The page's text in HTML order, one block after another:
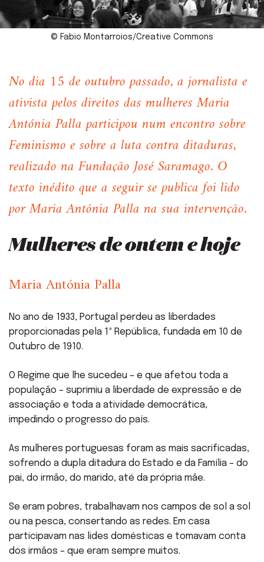
© Fabio Montarroios/Creative Commons
No dia 15 de outubro passado, a jornalista e
ativista pelos direitos das mulheres Maria
Antónia Palla participou num encontro sobre
Feminismo e sobre a luta contra ditaduras,
realizado na Fundação José Saramago. O
texto inédito que a seguir se publica foi lido
por Maria Antónia Palla na sua intervenção.
Mulheres de ontem e hoje
Maria Antónia Palla
No ano de 1933, Portugal perdeu as liberdades
proporcionadas pela 1ª República, fundada em 10 de
Outubro de 1910.
O Regime que lhe sucedeu – e que afetou toda a
população – suprimiu a liberdade de expressão e de
associação e toda a atividade democrática,
impedindo o progresso do país.
As mulheres portuguesas foram as mais sacrificadas,
sofrendo a dupla ditadura do Estado e da Família – do
pai, do irmão, do marido, até da própria mãe.
Se eram pobres, trabalhavam nos campos de sol a sol
ou na pesca, consertando as redes. Em casa
participavam nas lides domésticas e tomavam conta
dos irmãos – que eram sempre muitos.